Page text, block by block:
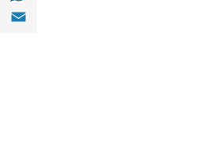
Compartir en Email